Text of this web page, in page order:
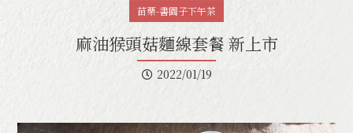
About Restaurant
苗栗-書園子下午茶
麻油猴頭菇麵線套餐 新上市
2022/01/19